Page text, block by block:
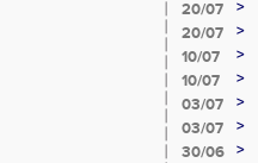
20/07
>
20/07 >
10/07 >
10/07
>
03/07 >
03/07
>
30/06 >